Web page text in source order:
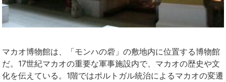
マカオ博物館は、「モンハの砦」の敷地内に位置する博物館
だ。17世紀マカオの重要な軍事施設内で、マカオの歴史や文
化を伝えている。1階ではポルトガル統治によるマカオの変遷